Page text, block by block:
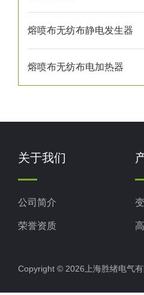
熔喷布无纺布静电发生器
熔喷布无纺布电加热器
关于我们
公司简介
荣誉资质
Copyright © 2026上海胜绪电气